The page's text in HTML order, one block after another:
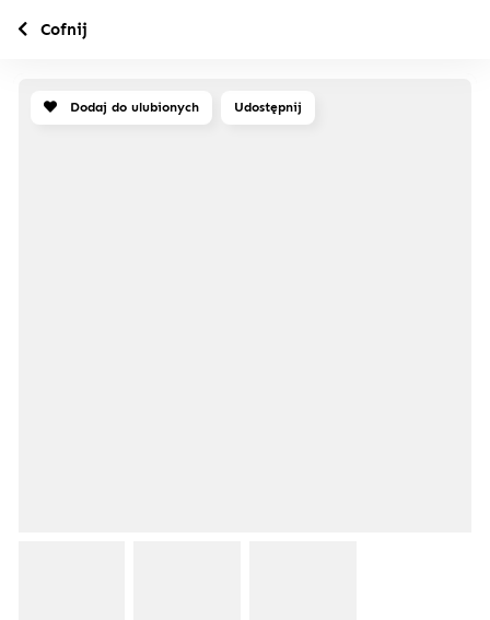
Dodaj do ulubionych Udostępnij
Cofnij